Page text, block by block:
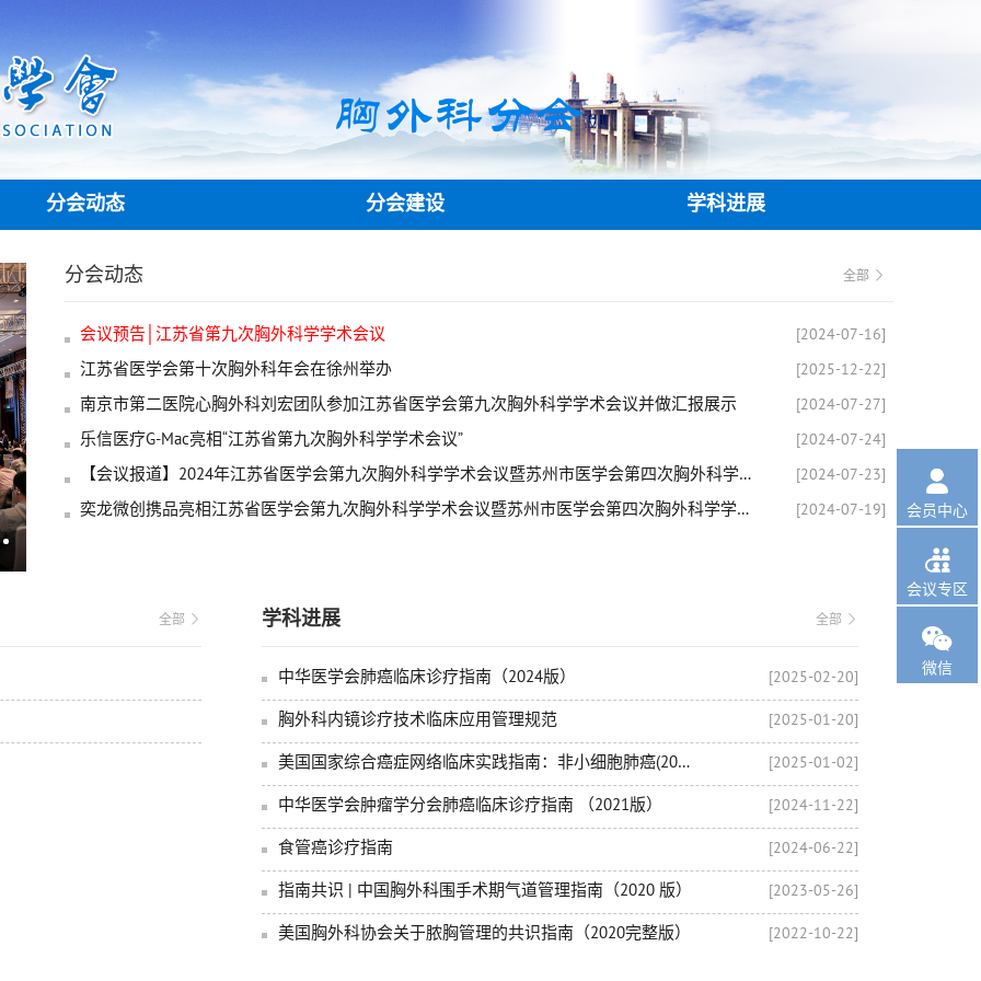
胸外科分会
分会动态 分会建设 学科进展
第三届长三角眼科创新大会暨江苏省医学会第二十七
分会动态 全部 
会议预告│江苏省第九次胸外科学学术会议
[2024-07-16]
江苏省医学会第十次胸外科年会在徐州举办
[2025-12-22]
南京市第二医院心胸外科刘宏团队参加江苏省医学会第九次胸外科学学术会议并做汇报展示
[2024-07-27]
乐信医疗G-Mac亮相“江苏省第九次胸外科学学术会议”
[2024-07-24]
【会议报道】2024年江苏省医学会第九次胸外科学学术会议暨苏州市医学会第四次胸外科学学术会议圆满落幕
[2024-07-23]
奕龙微创携品亮相江苏省医学会第九次胸外科学学术会议暨苏州市医学会第四次胸外科学学术会议！
[2024-07-19]
全部  学科进展 全部 
中华医学会肺癌临床诊疗指南（2024版） [2025-02-20]
胸外科内镜诊疗技术临床应用管理规范 [2025-01-20]
美国国家综合癌症网络临床实践指南：非小细胞肺癌(2021V1)更新解读 [2025-01-02]
中华医学会肿瘤学分会肺癌临床诊疗指南 （2021版） [2024-11-22]
食管癌诊疗指南 [2024-06-22]
指南共识 | 中国胸外科围手术期气道管理指南（2020 版） [2023-05-26]
美国胸外科协会关于脓胸管理的共识指南（2020完整版） [2022-10-22]

会员中心

会议专区

微信